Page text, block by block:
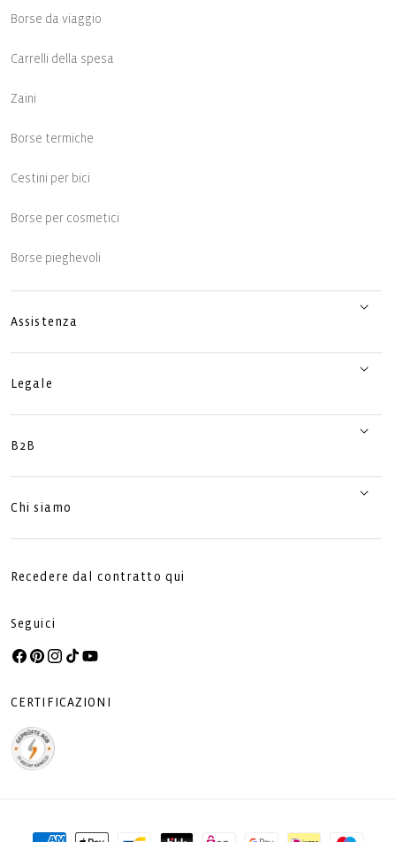
Borse da viaggio
Carrelli della spesa
Zaini
Borse termiche
Cestini per bici
Borse per cosmetici
Borse pieghevoli
Assistenza
Legale
B2B
Chi siamo
Recedere dal contratto qui
Seguici
Facebook
Pinterest
Instagram
TikTokYouTube
CERTIFICAZIONI
Metodi